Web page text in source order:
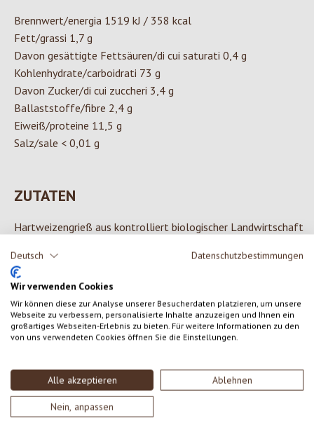
Deutsch Datenschutzbestimmungen
Wir verwenden Cookies
Wir können diese zur Analyse unserer Besucherdaten platzieren, um unsere
Webseite zu verbessern, personalisierte Inhalte anzuzeigen und Ihnen ein
großartiges Webseiten-Erlebnis zu bieten. Für weitere Informationen zu den
von uns verwendeten Cookies öffnen Sie die Einstellungen.
Alle akzeptieren Ablehnen
Nein, anpassen
Brennwert/energia 1519 kJ / 358 kcal
Fett/grassi 1,7 g
Davon gesättigte Fettsäuren/di cui saturati 0,4 g
Kohlenhydrate/carboidrati 73 g
Davon Zucker/di cui zuccheri 3,4 g
Ballaststoffe/fibre 2,4 g
Eiweiß/proteine 11,5 g
Salz/sale < 0,01 g
ZUTATEN
Hartweizengrieß aus kontrolliert biologischer Landwirtschaft
Durchschnittliche Bewertung von 0 von 5 Sternen
Gib eine Bewertung ab!
Teile deine Erfahrungen mit dem Produkt mit anderen Kunden.
SCHREIBE EINE BEWERTUNG